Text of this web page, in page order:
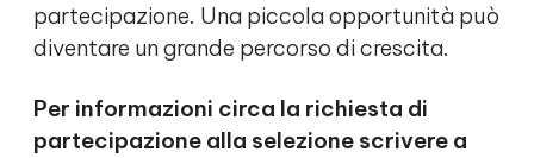
partecipazione. Una piccola opportunità può
diventare un grande percorso di crescita.
Per informazioni circa la richiesta di
partecipazione alla selezione scrivere a